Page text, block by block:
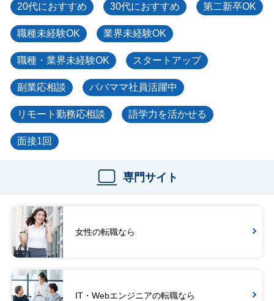
20代におすすめ 30代におすすめ 第二新卒OK
職種未経験OK 業界未経験OK
職種・業界未経験OK スタートアップ
副業応相談 パパママ社員活躍中
リモート勤務応相談 語学力を活かせる
面接1回
専門サイト
女性の転職なら
IT・Webエンジニアの転職なら